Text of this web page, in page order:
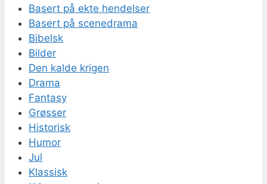
Basert på ekte hendelser
Basert på scenedrama
Bibelsk
Bilder
Den kalde krigen
Drama
Fantasy
Grøsser
Historisk
Humor
Jul
Klassisk